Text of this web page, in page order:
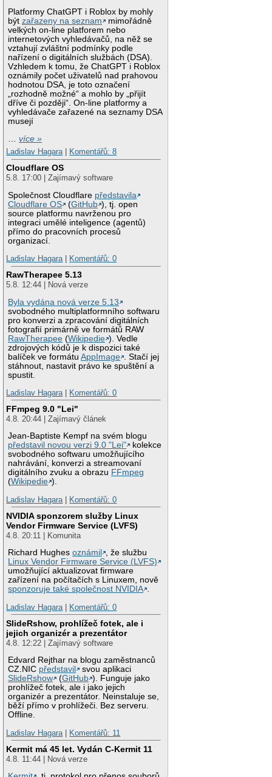
Platformy ChatGPT i Roblox by mohly
býtzařazeny na seznam
mimořádně
velkých on-line platforem nebo
internetových vyhledávačů, na něž se
vztahují zvláštní podmínky podle
nařízení o digitálních službách (DSA).
Vzhledem k tomu, že ChatGPT i Roblox
oznámily počet uživatelů nad prahovou
hodnotou DSA, je toto označení
„rozhodně možné“ a mohlo by „přijít
dříve či později“. On-line platformy a
vyhledávače zařazené na seznamy DSA
musejí
…více »
Ladislav Hagara| Komentářů: 8
Cloudflare OS
5.8. 17:00 | Zajímavý software
Společnost Cloudflare představila
Cloudflare OS
(GitHub ), tj. open
source platformu navrženou pro
integraci umělé inteligence (agentů)
přímo do pracovních procesů
organizací.
Ladislav Hagara| Komentářů: 0
RawTherapee 5.13
5.8. 12:44 | Nová verze
Byla vydána nová verze 5.13
svobodného multiplatformního softwaru
pro konverzi a zpracování digitálních
fotografií primárně ve formátů RAW
RawTherapee (Wikipedie ). Vedle
zdrojových kódů je k dispozici také
balíček ve formátuAppImage
. Stačí jej
stáhnout, nastavit právo ke spuštění a
spustit.
Ladislav Hagara| Komentářů: 0
FFmpeg 9.0 "Lei"
4.8. 20:44 | Zajímavý článek
Jean-Baptiste Kempf na svém blogu
představil novou verzi 9.0 "Lei"
kolekce
svobodného softwaru umožňujícího
nahrávání, konverzi a streamovaní
digitálního zvuku a obrazu FFmpeg
(Wikipedie ).
Ladislav Hagara| Komentářů: 0
NVIDIA sponzorem služby Linux
Vendor Firmware Service (LVFS)
4.8. 20:11 | Komunita
Richard Hughesoznámil
, že službu
Linux Vendor Firmware Service (LVFS)
umožňující aktualizovat firmware
zařízení na počítačích s Linuxem, nově
sponzoruje také společnost NVIDIA .
Ladislav Hagara| Komentářů: 0
SlideRshow, prohlížeč fotek, ale i
jejich organizér a prezentátor
4.8. 12:22 | Zajímavý software
Edvard Rejthar na blogu zaměstnanců
CZ.NIC představil
svou aplikaci
SlideRshow
(GitHub ). Funguje jako
prohlížeč fotek, ale i jako jejich
organizér a prezentátor. Neinstaluje se,
běží přímo v prohlížeči. Bez serveru.
Offline.
Ladislav Hagara| Komentářů: 11
Kermit má 45 let. Vydán C-Kermit 11
4.8. 11:44 | Nová verze